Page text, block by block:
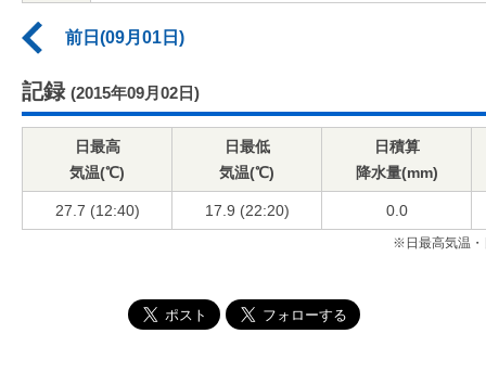
前日(09月01日)
記録 (2015年09月02日)
日最高
気温(℃)
日最低
気温(℃)
日積算
降水量(mm)
27.7 (12:40) 17.9 (22:20) 0.0
※日最高気温・